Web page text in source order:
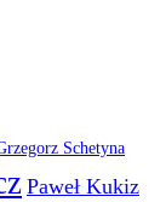
Schetyna
Paweł Kukiz